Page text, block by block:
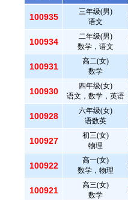
100935
三年级(男)
语文
100934
二年级(男)
数学，语文
100931
高二(女)
数学
100930
四年级(女)
语文，数学，英语
100928
六年级(女)
语数英
100927
初三(女)
物理
100922
高一(女)
数学，物理
100921
高三(女)
数学